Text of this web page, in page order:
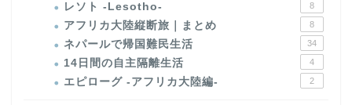
レソト -Lesotho- 8
アフリカ大陸縦断旅｜まとめ 8
ネパールで帰国難民生活 34
14日間の自主隔離生活 4
エピローグ -アフリカ大陸編- 2